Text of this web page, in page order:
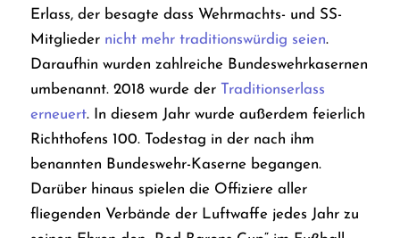
Erlass, der besagte dass Wehrmachts- und SS-
Mitglieder nicht mehr traditionswürdig seien.
Daraufhin wurden zahlreiche Bundeswehrkasernen
umbenannt. 2018 wurde der Traditionserlass
erneuert. In diesem Jahr wurde außerdem feierlich
Richthofens 100. Todestag in der nach ihm
benannten Bundeswehr-Kaserne begangen.
Darüber hinaus spielen die Offiziere aller
fliegenden Verbände der Luftwaffe jedes Jahr zu